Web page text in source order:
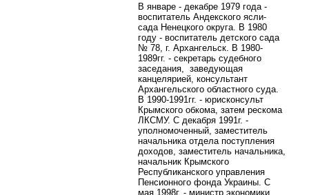
В январе - декабре 1979 года -
воспитатель Андекского ясли-
сада Ненецкого округа. В 1980
году - воспитатель детского сада
№ 78, г. Архангельск. В 1980-
1989гг. - секретарь судебного
заседания, заведующая
канцелярией, консультант
Архангельского областного суда.
В 1990-1991гг. - юрисконсульт
Крымского обкома, затем рескома
ЛКСМУ. С декабря 1991г. -
уполномоченный, заместитель
начальника отдела поступления
доходов, заместитель начальника,
начальник Крымского
Республиканского управления
Пенсионного фонда Украины. С
мая 1998г. - министр экономики